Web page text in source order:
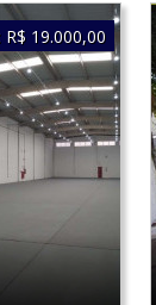
R$ 19.000,00